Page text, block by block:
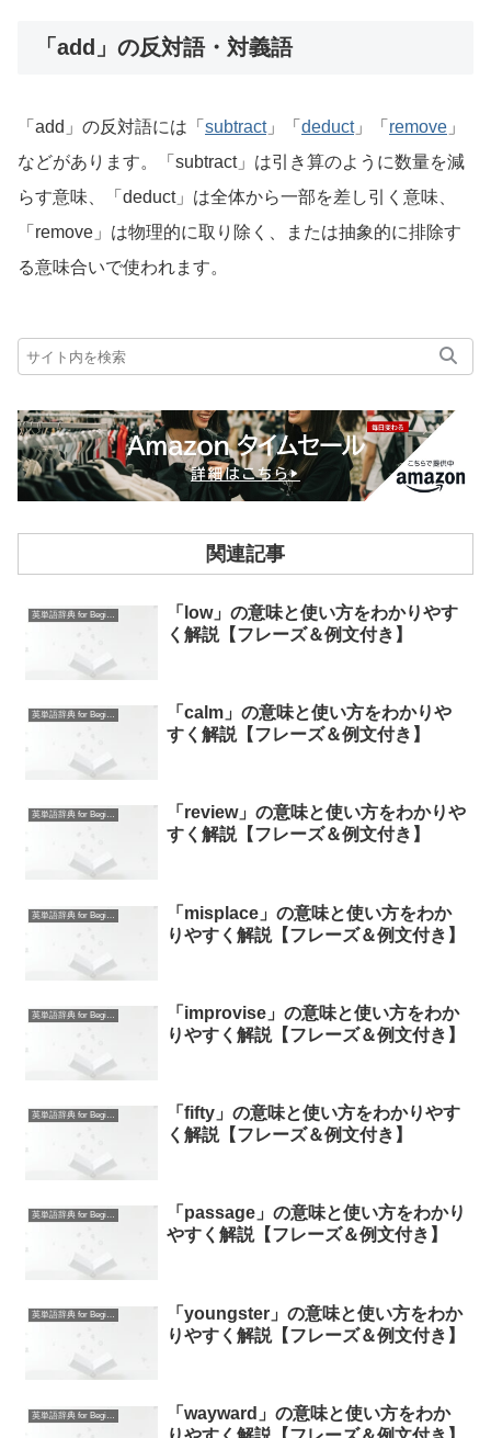
「add」の反対語・対義語
「add」の反対語には「 subtract」「 deduct」「 remove 」
などがあります。「subtract」は引き算のように数量を減
らす意味、「deduct」は全体から一部を差し引く意味、
「remove」は物理的に取り除く、または抽象的に排除す
る意味合いで使われます。
関連記事
英単語辞典 for Beginners
「low」の意味と使い方をわかりやす
く解説【フレーズ＆例文付き】
英単語辞典 for Beginners
「calm」の意味と使い方をわかりや
すく解説【フレーズ＆例文付き】
英単語辞典 for Beginners
「review」の意味と使い方をわかりや
すく解説【フレーズ＆例文付き】
英単語辞典 for Beginners
「misplace」の意味と使い方をわか
りやすく解説【フレーズ＆例文付き】
英単語辞典 for Beginners
「improvise」の意味と使い方をわか
りやすく解説【フレーズ＆例文付き】
英単語辞典 for Beginners
「fifty」の意味と使い方をわかりやす
く解説【フレーズ＆例文付き】
英単語辞典 for Beginners
「passage」の意味と使い方をわかり
やすく解説【フレーズ＆例文付き】
英単語辞典 for Beginners
「youngster」の意味と使い方をわか
りやすく解説【フレーズ＆例文付き】
英単語辞典 for Beginners
「wayward」の意味と使い方をわか